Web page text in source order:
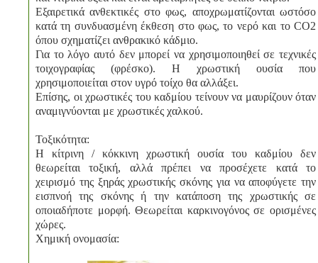
Εξαιρετικά ανθεκτικές στο φως, αποχρωματίζονται ωστόσο
κατά τη συνδυασμένη έκθεση στο φως, το νερό και το CO2
όπου σχηματίζει ανθρακικό κάδμιο.
Για το λόγο αυτό δεν μπορεί να χρησιμοποιηθεί σε τεχνικές
τοιχογραφίας (φρέσκο). Η χρωστική ουσία που
χρησιμοποιείται στον υγρό τοίχο θα αλλάξει.
Επίσης, οι χρωστικές του καδμίου τείνουν να μαυρίζουν όταν
αναμιγνύονται με χρωστικές χαλκού.
Τοξικότητα:
Η κίτρινη / κόκκινη χρωστική ουσία του καδμίου δεν
θεωρείται τοξική, αλλά πρέπει να προσέχετε κατά το
χειρισμό της ξηράς χρωστικής σκόνης για να αποφύγετε την
εισπνοή της σκόνης ή την κατάποση της χρωστικής σε
οποιαδήποτε μορφή. Θεωρείται καρκινογόνος σε ορισμένες
χώρες.
Χημική ονομασία: